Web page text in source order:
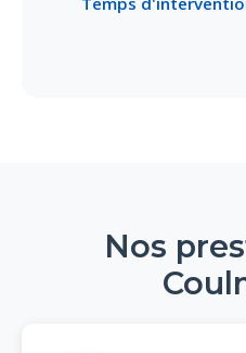
Nos